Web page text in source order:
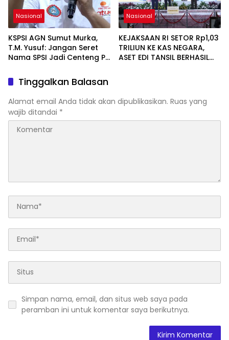
Nasional
KSPSI AGN Sumut Murka,
T.M. Yusuf: Jangan Seret
Nama SPSI Jadi Centeng PT
Nasional
KEJAKSAAN RI SETOR Rp1,03
TRILIUN KE KAS NEGARA,
ASET EDI TANSIL BERHASIL
Tinggalkan Balasan
Alamat email Anda tidak akan dipublikasikan. Ruas yang
wajib ditandai *
Simpan nama, email, dan situs web saya pada
peramban ini untuk komentar saya berikutnya.